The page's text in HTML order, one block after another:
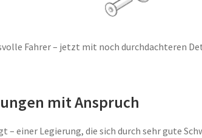
Fahrer – jetzt mit noch durchdachteren
mit Anspruch
– einer Legierung, die sich durch sehr gute